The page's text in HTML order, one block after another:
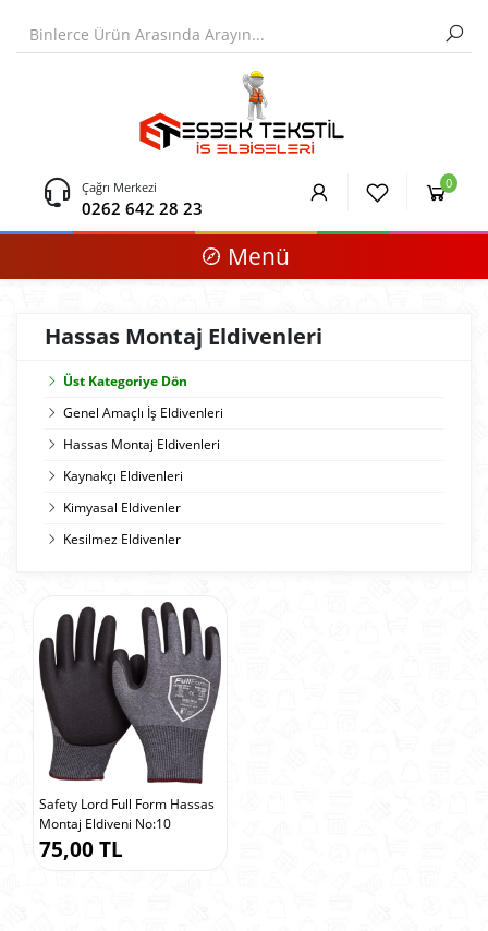
Çağrı Merkezi
0262 642 28 23
0
Menü
Hassas Montaj Eldivenleri
Üst Kategoriye Dön
Genel Amaçlı İş Eldivenleri
Hassas Montaj Eldivenleri
Kaynakçı Eldivenleri
Kimyasal Eldivenler
Kesilmez Eldivenler
Safety Lord Full Form Hassas
Montaj Eldiveni No:10
75,00 TL